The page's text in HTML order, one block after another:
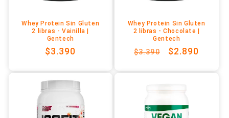
Whey Protein Sin Gluten
2 libras - Vainilla |
Gentech
Precio
$3.390
Whey Protein Sin Gluten
2 libras - Chocolate |
Gentech
Precio
$3.390
Precio
$2.890